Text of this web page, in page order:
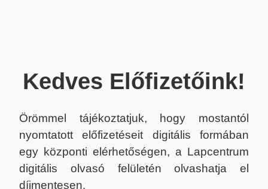
Kedves Előfizetőink!
Örömmel tájékoztatjuk, hogy mostantól
nyomtatott előfizetéseit digitális formában
egy központi elérhetőségen, a Lapcentrum
digitális olvasó felületén olvashatja el
díjmentesen.